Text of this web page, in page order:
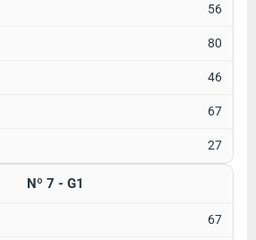
56
80
46
67
27
Nº 7 - G1
67